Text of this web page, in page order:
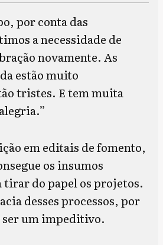
por conta das
a necessidade de
novamente. As
estão muito
tristes. E tem muita
em editais de fomento,
os insumos
tirar do papel os projetos.
desses processos, por
ser um impeditivo.